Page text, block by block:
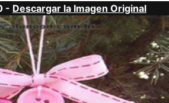
- Descargar la Imagen Original